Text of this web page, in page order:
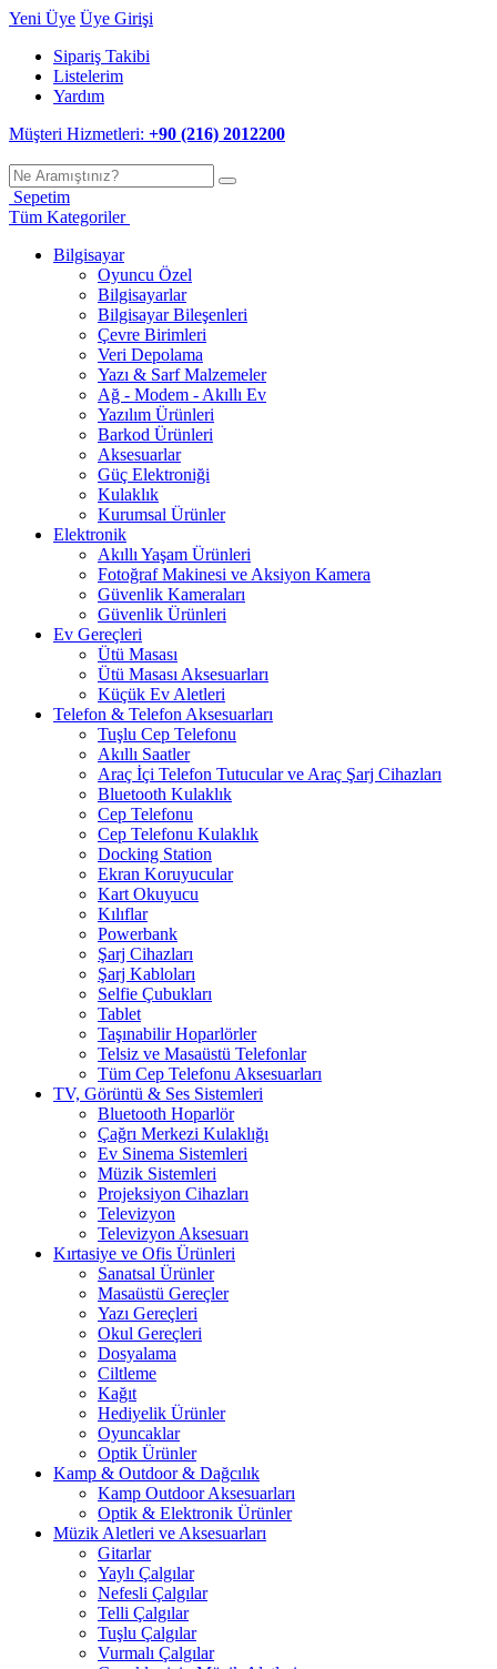
Yeni Üye Üye Girişi
Sipariş Takibi
Listelerim
Yardım
Müşteri Hizmetleri: +90 (216) 2012200
Sepetim
Tüm Kategoriler
Bilgisayar
Oyuncu Özel
Bilgisayarlar
Bilgisayar Bileşenleri
Çevre Birimleri
Veri Depolama
Yazı & Sarf Malzemeler
Ağ - Modem - Akıllı Ev
Yazılım Ürünleri
Barkod Ürünleri
Aksesuarlar
Güç Elektroniği
Kulaklık
Kurumsal Ürünler
Elektronik
Akıllı Yaşam Ürünleri
Fotoğraf Makinesi ve Aksiyon Kamera
Güvenlik Kameraları
Güvenlik Ürünleri
Ev Gereçleri
Ütü Masası
Ütü Masası Aksesuarları
Küçük Ev Aletleri
Telefon & Telefon Aksesuarları
Tuşlu Cep Telefonu
Akıllı Saatler
Araç İçi Telefon Tutucular ve Araç Şarj Cihazları
Bluetooth Kulaklık
Cep Telefonu
Cep Telefonu Kulaklık
Docking Station
Ekran Koruyucular
Kart Okuyucu
Kılıflar
Powerbank
Şarj Cihazları
Şarj Kabloları
Selfie Çubukları
Tablet
Taşınabilir Hoparlörler
Telsiz ve Masaüstü Telefonlar
Tüm Cep Telefonu Aksesuarları
TV, Görüntü & Ses Sistemleri
Bluetooth Hoparlör
Çağrı Merkezi Kulaklığı
Ev Sinema Sistemleri
Müzik Sistemleri
Projeksiyon Cihazları
Televizyon
Televizyon Aksesuarı
Kırtasiye ve Ofis Ürünleri
Sanatsal Ürünler
Masaüstü Gereçler
Yazı Gereçleri
Okul Gereçleri
Dosyalama
Ciltleme
Kağıt
Hediyelik Ürünler
Oyuncaklar
Optik Ürünler
Kamp & Outdoor & Dağcılık
Kamp Outdoor Aksesuarları
Optik & Elektronik Ürünler
Müzik Aletleri ve Aksesuarları
Gitarlar
Yaylı Çalgılar
Nefesli Çalgılar
Telli Çalgılar
Tuşlu Çalgılar
Vurmalı Çalgılar